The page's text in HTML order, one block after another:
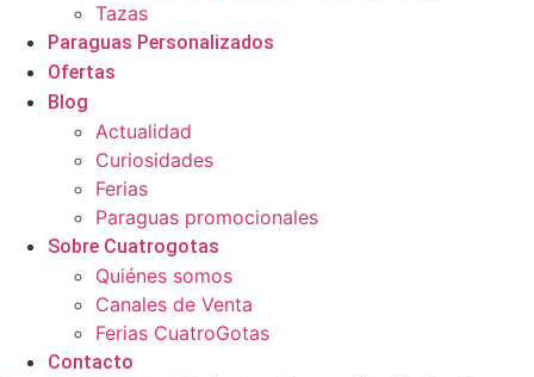
Tazas
Paraguas Personalizados
Ofertas
Blog
Actualidad
Curiosidades
Ferias
Paraguas promocionales
Sobre Cuatrogotas
Quiénes somos
Canales de Venta
Ferias CuatroGotas
Contacto